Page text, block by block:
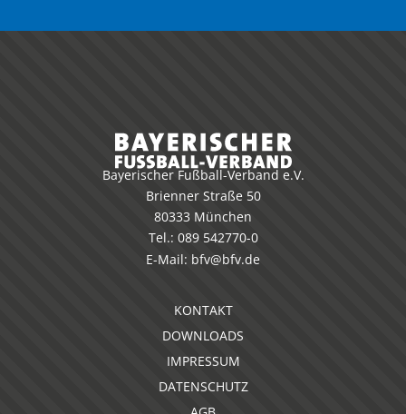
Bayerischer Fußball-Verband e.V.
Brienner Straße 50
80333 München
Tel.: 089 542770-0
E-Mail: bfv@bfv.de
KONTAKT
DOWNLOADS
IMPRESSUM
DATENSCHUTZ